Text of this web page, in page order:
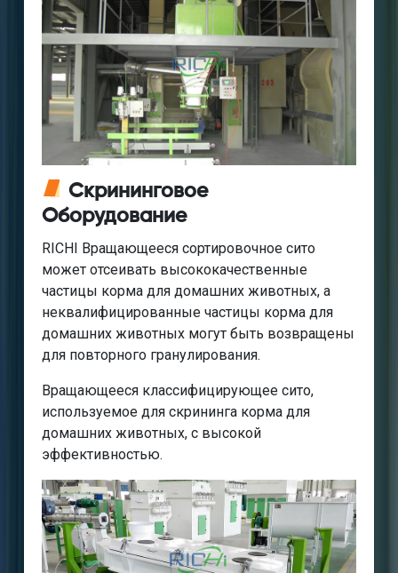
Скрининговое
Оборудование
RICHI Вращающееся сортировочное сито
может отсеивать высококачественные
частицы корма для домашних животных, а
неквалифицированные частицы корма для
домашних животных могут быть возвращены
для повторного гранулирования.
Вращающееся классифицирующее сито,
используемое для скрининга корма для
домашних животных, с высокой
эффективностью.